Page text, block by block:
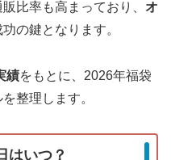
比率も高まっており、 オ
の鍵となります。
績をもとに、2026年福袋
整理します。
はいつ？